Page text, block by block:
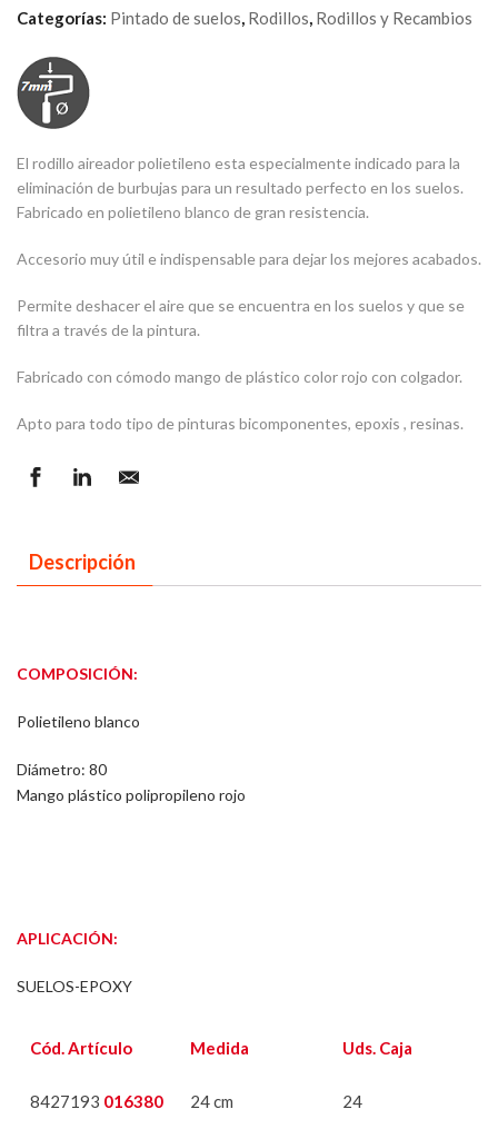
Categorías: Pintado de suelos, Rodillos, Rodillos y Recambios
El rodillo aireador polietileno esta especialmente indicado para la
eliminación de burbujas para un resultado perfecto en los suelos.
Fabricado en polietileno blanco de gran resistencia.
Accesorio muy útil e indispensable para dejar los mejores acabados.
Permite deshacer el aire que se encuentra en los suelos y que se
filtra a través de la pintura.
Fabricado con cómodo mango de plástico color rojo con colgador.
Apto para todo tipo de pinturas bicomponentes, epoxis , resinas.
Descripción
COMPOSICIÓN:
Polietileno blanco
Diámetro: 80
Mango plástico polipropileno rojo
APLICACIÓN:
SUELOS-EPOXY
Cód. Artículo Medida Uds. Caja
8427193 016380 24 cm 24